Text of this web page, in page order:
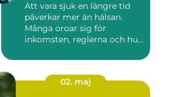
Att vara sjuk en längre tid
påverkar mer än hälsan.
Många oroar sig för
inkomsten, reglerna och hur
02. maj